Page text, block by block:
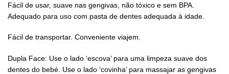
Fácil de usar, suave nas gengivas, não tóxico e sem BPA.
Adequado para uso com pasta de dentes adequada à idade.
Fácil de transportar. Conveniente viajem.
Dupla Face: Use o lado ‘escova’ para uma limpeza suave dos
dentes do bebé. Use o lado ‘covinha’ para massajar as gengivas